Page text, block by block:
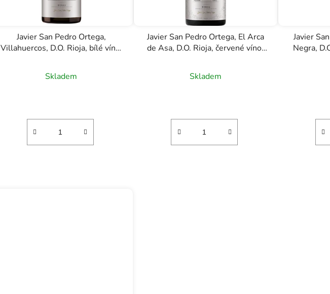
Javier San Pedro Ortega,
Villahuercos, D.O. Rioja, bílé víno,
Skladem
Javier San Pedro Ortega, El Arca
de Asa, D.O. Rioja, červené víno,
Skladem
Javier
Negra,